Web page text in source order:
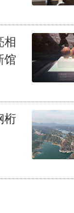
相
馆
桁